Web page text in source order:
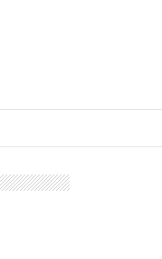
de ajutorul nostru!